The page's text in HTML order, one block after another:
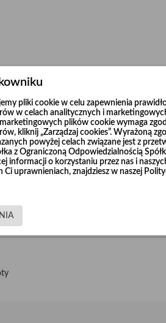
wysokiej jakości blachy
łączenie rur ze sobą podczas instalacji.
pliki cookie w celu zapewnienia
w celach analitycznych i
plików cookie wymaga
kliknij „Zarządzaj cookies”. Wyrażoną
powyżej celach związane jest z
z Ograniczoną Odpowiedzialnością
informacji o korzystaniu przez nas i
Ci uprawnieniach, znajdziesz w naszej